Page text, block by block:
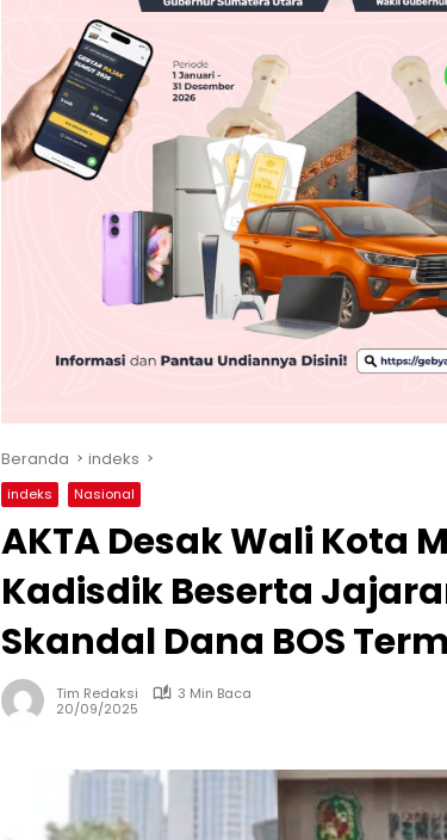
Beranda indeks
indeks Nasional
AKTA Desak Wali Kota
Kadisdik Beserta
Skandal Dana BOS
Tim Redaksi
3 Min Baca
20/09/2025